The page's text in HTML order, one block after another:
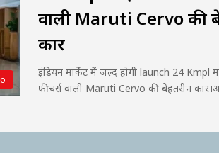
वाली Maruti Cervo की
कार
इंडियन मार्केट में जल्द होगी launch 24
फीचर्स वाली Maruti Cervo की बेहतरीन